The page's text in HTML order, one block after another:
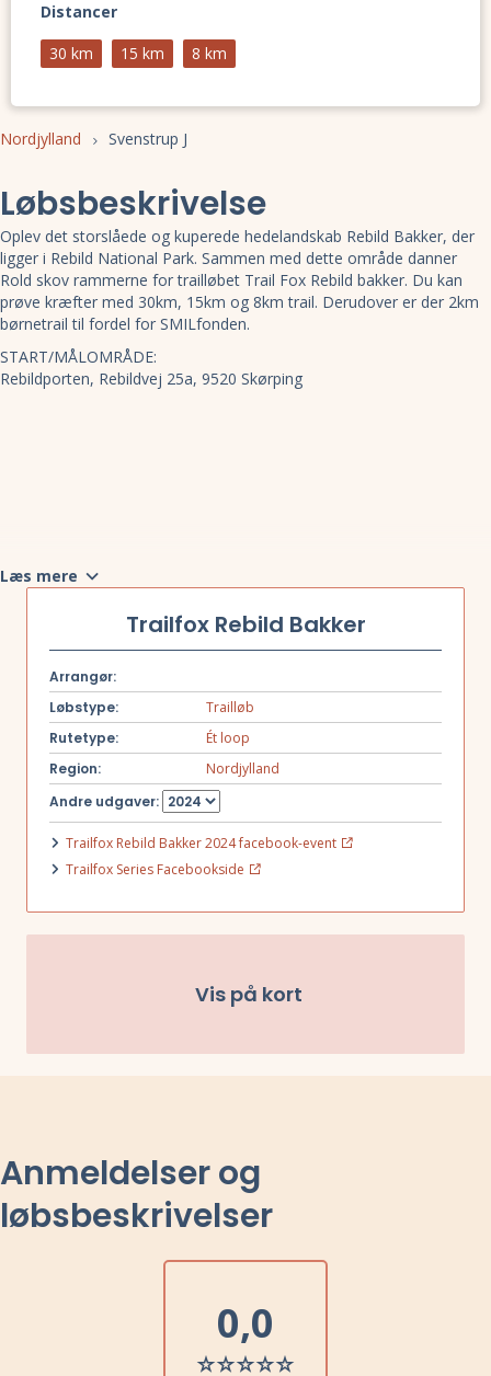
Distancer
30 km
15 km 8 km
Nordjylland Svenstrup J
Løbsbeskrivelse
Oplev det storslåede og kuperede hedelandskab Rebild Bakker, der
ligger i Rebild National Park. Sammen med dette område danner
Rold skov rammerne for trailløbet Trail Fox Rebild bakker. Du kan
prøve kræfter med 30km, 15km og 8km trail. Derudover er der 2km
børnetrail til fordel for SMILfonden.
START/MÅLOMRÅDE:
Rebildporten, Rebildvej 25a, 9520 Skørping
Læs mere
Trailfox Rebild Bakker
Arrangør:
Løbstype:
Trailløb
Rutetype:
Ét loop
Region:
Nordjylland
Andre udgaver:
Trailfox Rebild Bakker 2024 facebook-event
Trailfox Series Facebookside
Vis på kort
Anmeldelser og
løbsbeskrivelser
0,0